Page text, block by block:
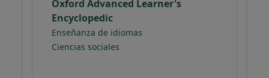
Oxford Advanced Learner's
Encyclopedic
Enseñanza de idiomas
Ciencias sociales